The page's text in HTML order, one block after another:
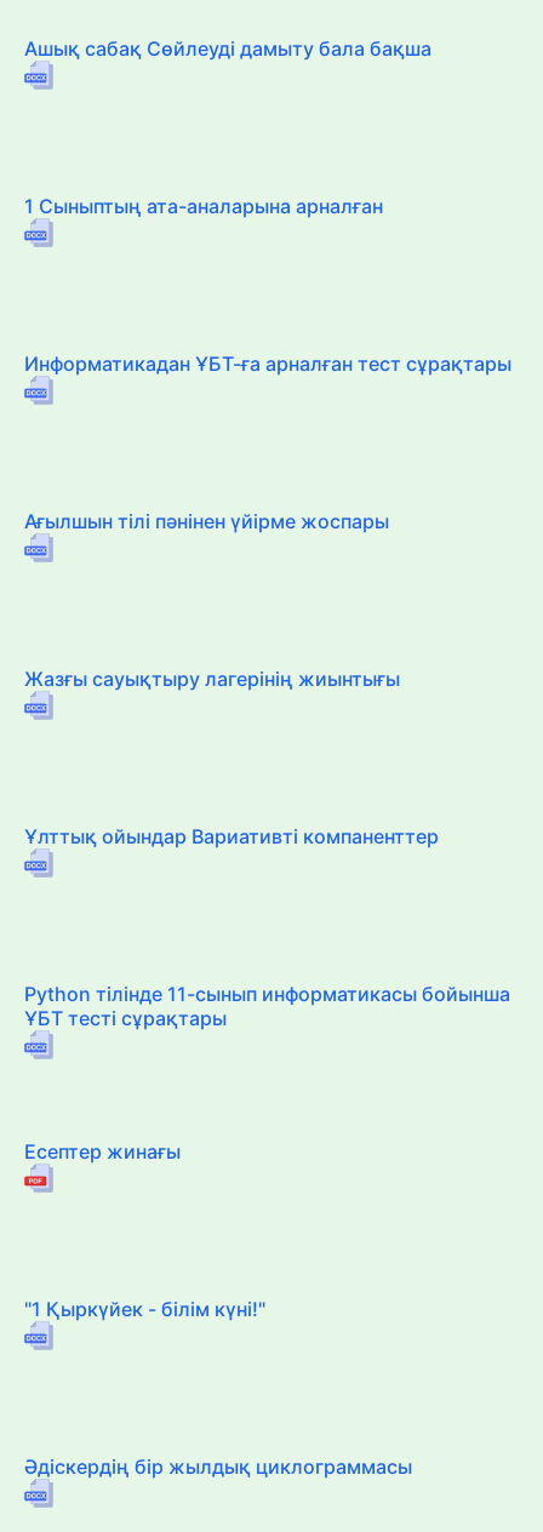
Ашық сабақ Сөйлеуді дамыту бала бақша
1 Сыныптың ата-аналарына арналған
Информатикадан ҰБТ-ға арналған тест сұрақтары
Ағылшын тілі пәнінен үйірме жоспары
Жазғы сауықтыру лагерінің жиынтығы
Ұлттық ойындар Вариативті компаненттер
Python тілінде 11-сынып информатикасы бойынша
ҰБТ тесті сұрақтары
Есептер жинағы
"1 Қыркүйек - білім күні!"
Әдіскердің бір жылдық циклограммасы